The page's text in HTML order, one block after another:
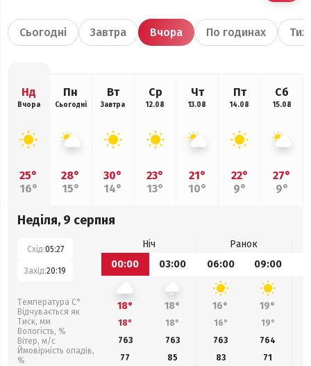
Сьогодні Завтра Вчора По годинах
Нд
Вчора
25°
16°
Пн
Сьогодні
28°
15°
Вт
Завтра
30°
14°
Ср
12.08
23°
13°
Чт
13.08
21°
10°
Пт
14.08
22°
9°
Сб
15.08
27°
9°
Неділя, 9 серпня
Схід:05:27
Захід:20:19
Температура С°
Відчувається як
Тиск, мм
Вологість, %
Вітер, м/с
Ймовірність опадів,
%
Ніч
Ранок
00:00
03:00 06:00 09:00
18° 18° 16° 19°
18° 18° 16° 19°
763
763 763 764
77
85 83 71